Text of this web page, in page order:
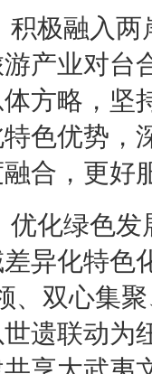
积极融入
产业对台
方略，坚
色优势，
合，更好
优化绿色
异化特色
、双心集
遗联动为